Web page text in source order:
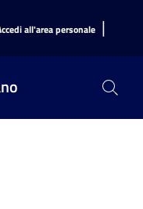
all'area personale |